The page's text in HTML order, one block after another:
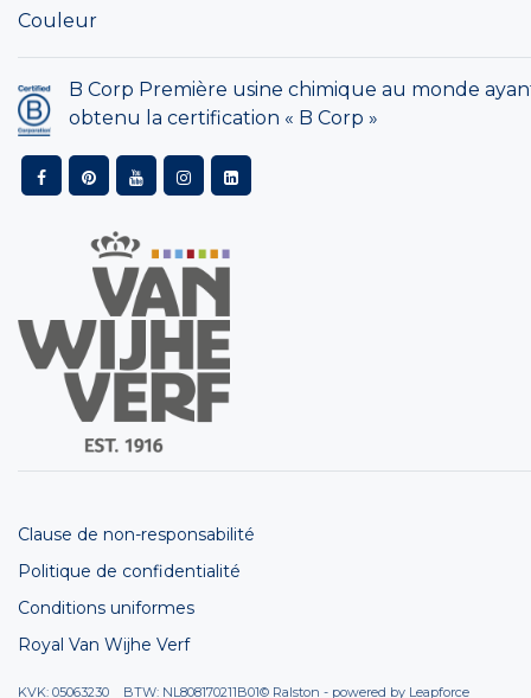
Couleur
B Corp Première usine chimique au monde
obtenu la certification « B Corp »
Clause de non-responsabilité
Politique de confidentialité
Conditions uniformes
Royal Van Wijhe Verf
KVK: 05063230 BTW: NL808170211B01© Ralston - powered by Leapforce